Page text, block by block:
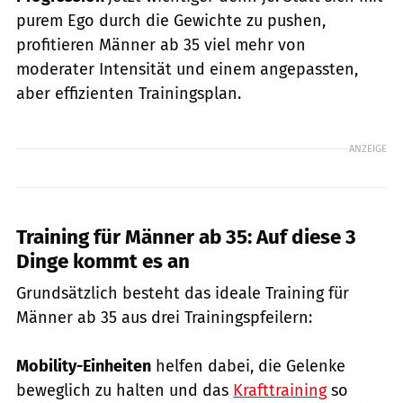
purem Ego durch die Gewichte zu pushen,
profitieren Männer ab 35 viel mehr von
moderater Intensität und einem angepassten,
aber effizienten Trainingsplan.
ANZEIGE
Training für Männer ab 35: Auf diese 3
Dinge kommt es an
Grundsätzlich besteht das ideale Training für
Männer ab 35 aus drei Trainingspfeilern:
Mobility-Einheiten helfen dabei, die Gelenke
beweglich zu halten und das Krafttrainingso